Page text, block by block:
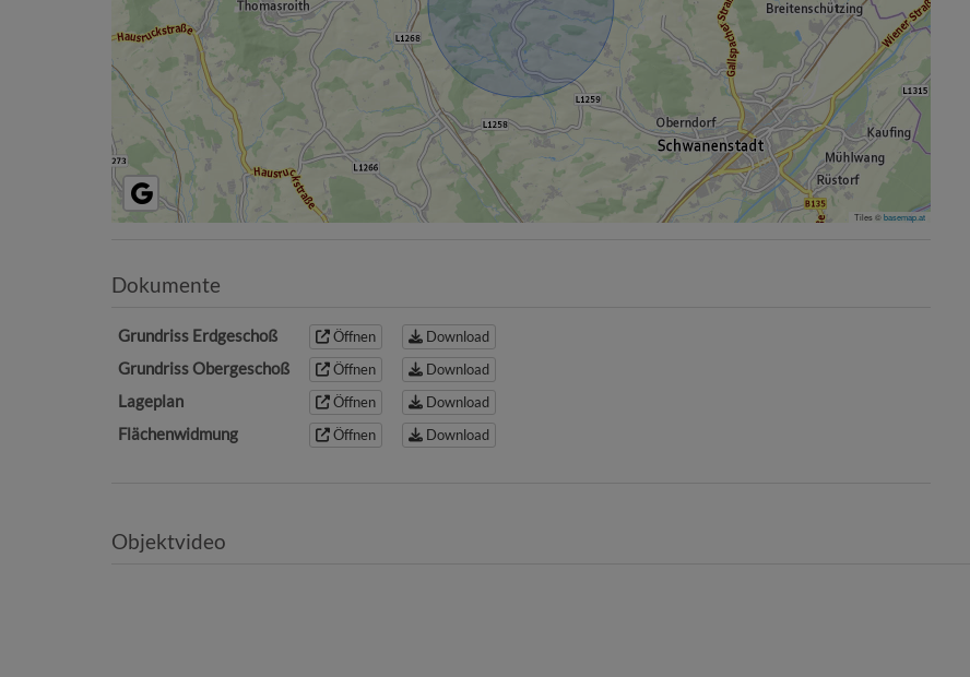
Tiles ©basemap.at
Dokumente
Grundriss Erdgeschoß Öffnen Download
Grundriss Obergeschoß Öffnen Download
Lageplan Öffnen Download
Flächenwidmung Öffnen Download
Objektvideo